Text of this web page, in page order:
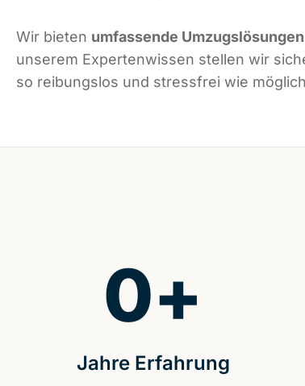
Wir bieten umfassende Umzugslösungen
unserem Expertenwissen stellen wir
so reibungslos und stressfrei wie
Jahre Erfahrung
0+